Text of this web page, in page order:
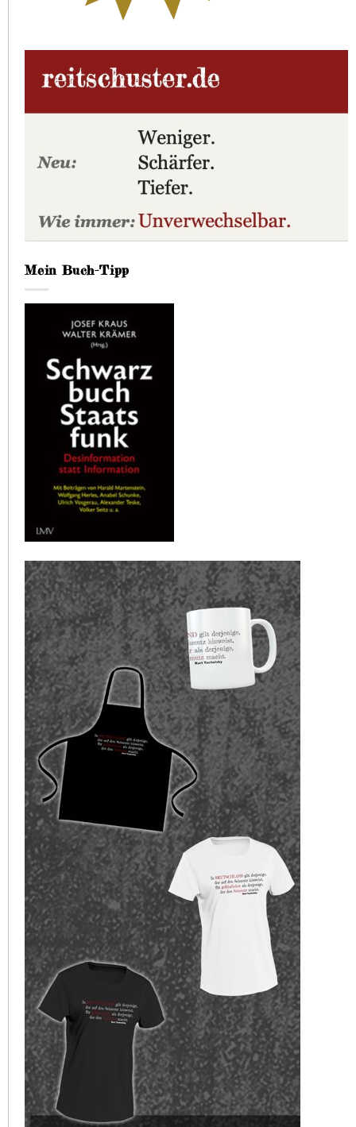
Mein Buch-Tipp